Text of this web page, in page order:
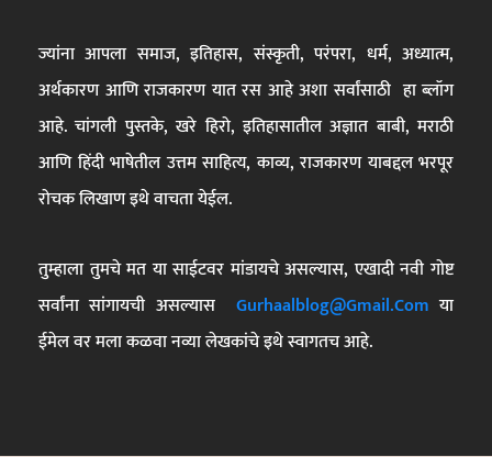
ज्यांना आपला समाज, इतिहास, संस्कृती, परंपरा, धर्म, अध्यात्म,
अर्थकारण आणि राजकारण यात रस आहे अशा सर्वांसाठी हा ब्लॉग
आहे. चांगली पुस्तके, खरे हिरो, इतिहासातील अज्ञात बाबी, मराठी
आणि हिंदी भाषेतील उत्तम साहित्य, काव्य, राजकारण याबद्दल भरपूर
रोचक लिखाण इथे वाचता येईल.
तुम्हाला तुमचे मत या साईटवर मांडायचे असल्यास, एखादी नवी गोष्ट
सर्वांना सांगायची असल्यास Gurhaalblog@gmail.com या
ईमेल वर मला कळवा नव्या लेखकांचे इथे स्वागतच आहे.